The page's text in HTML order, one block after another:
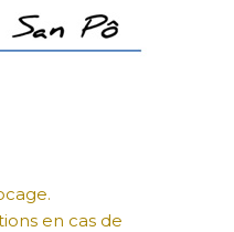
en cas de